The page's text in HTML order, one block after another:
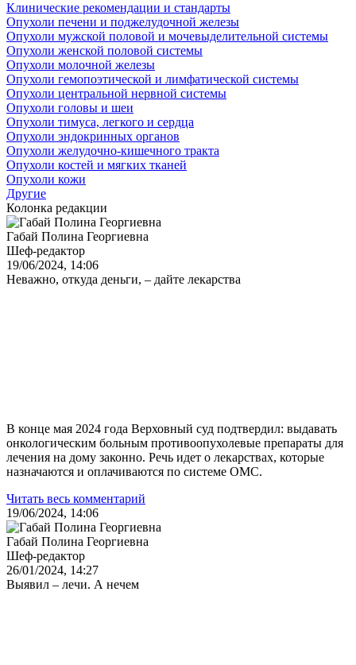
Клинические рекомендации и стандарты
Опухоли печени и поджелудочной железы
Опухоли мужской половой и мочевыделительной системы
Опухоли женской половой системы
Опухоли молочной железы
Опухоли гемопоэтической и лимфатической системы
Опухоли центральной нервной системы
Опухоли головы и шеи
Опухоли тимуса, легкого и сердца
Опухоли эндокринных органов
Опухоли желудочно-кишечного тракта
Опухоли костей и мягких тканей
Опухоли кожи
Другие
Колонка редакции
Габай Полина Георгиевна
Шеф-редактор
19/06/2024, 14:06
Неважно, откуда деньги, – дайте лекарства
В конце мая 2024 года Верховный суд подтвердил: выдавать
онкологическим больным противоопухолевые препараты для
лечения на дому законно. Речь идет о лекарствах, которые
назначаются и оплачиваются по системе ОМС.
Читать весь комментарий
19/06/2024, 14:06
Габай Полина Георгиевна
Шеф-редактор
26/01/2024, 14:27
Выявил – лечи. А нечем